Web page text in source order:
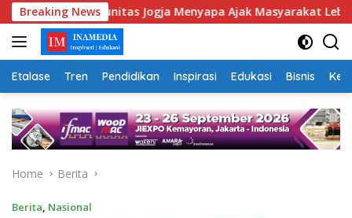
Skip
to
content
Breaking NewsJogja Menyapa Ajak Masyarakat Lebih Cerdas
Etalase Tren Pendidikan Inspirasi Edukasi Bisnis
Home Berita
Berita, Nasional